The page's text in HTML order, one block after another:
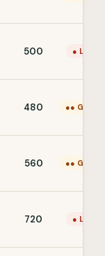
500 ● Laag
480 ●● Gemid.
560 ●● Gemid.
720 ● Laag